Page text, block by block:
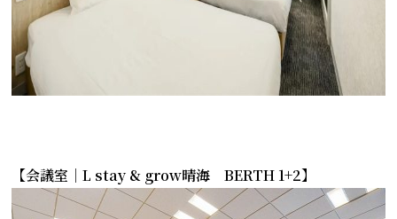
【会議室｜L stay & grow晴海 BERTH 1+2】